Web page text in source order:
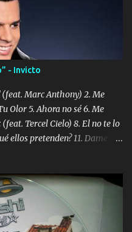
- Invicto
(feat. Marc Anthony) 2. Me
Olor 5. Ahora no sé 6. Me
Tercel Cielo) 8. El no te lo
ellos pretenden? 11. Dame la
Nota:
in formato iTunes Plus
vostra per il
Somos Los Del